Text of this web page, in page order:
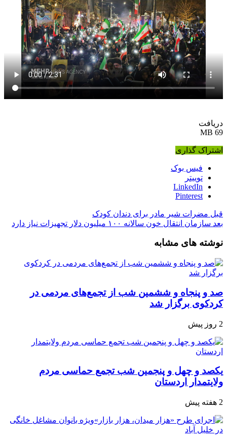
دریافت
69 MB
اشتراک گذاری
فیس بوک
توییتر
LinkedIn
Pinterest
قبل مضرات شیر مادر برای دندان کودک
بعد سازمان انتقال خون سالانه ۱۰۰ میلیون دلار تجهیزات نیاز دارد
نوشته های مشابه
صد و پنجاه‌ و ششمین شب از تجمع‌های مردمی در
کردکوی برگزار شد
2 روز پیش
یکصد و چهل و پنجمین شب تجمع‌ حماسی مردم‌
ولایتمدار اردستان
2 هفته پیش